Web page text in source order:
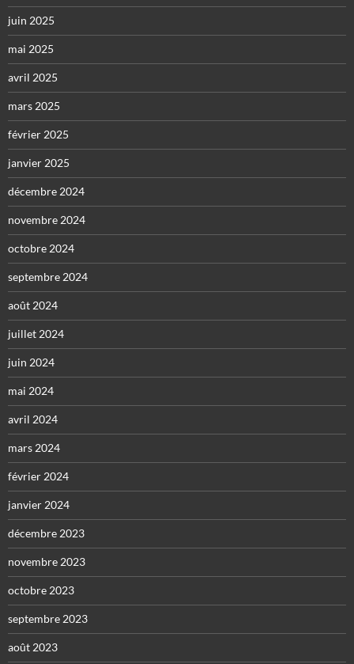
juin 2025
mai 2025
avril 2025
mars 2025
février 2025
janvier 2025
décembre 2024
novembre 2024
octobre 2024
septembre 2024
août 2024
juillet 2024
juin 2024
mai 2024
avril 2024
mars 2024
février 2024
janvier 2024
décembre 2023
novembre 2023
octobre 2023
septembre 2023
août 2023